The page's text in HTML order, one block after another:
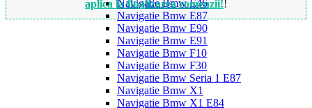
Navigatie Bmw E46
Navigatie Bmw E87
Navigatie Bmw E90
Navigatie Bmw E91
Navigatie Bmw F10
Navigatie Bmw F30
Navigatie Bmw Seria 1 E87
Navigatie Bmw X1
Navigatie Bmw X1 E84
aplica la finalizarea comenzii!!